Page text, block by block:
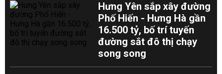
Hưng Yên sắp xây đường
Phố Hiến - Hưng Hà gần
16.500 tỷ, bố trí tuyến
đường sắt đô thị chạy
song song